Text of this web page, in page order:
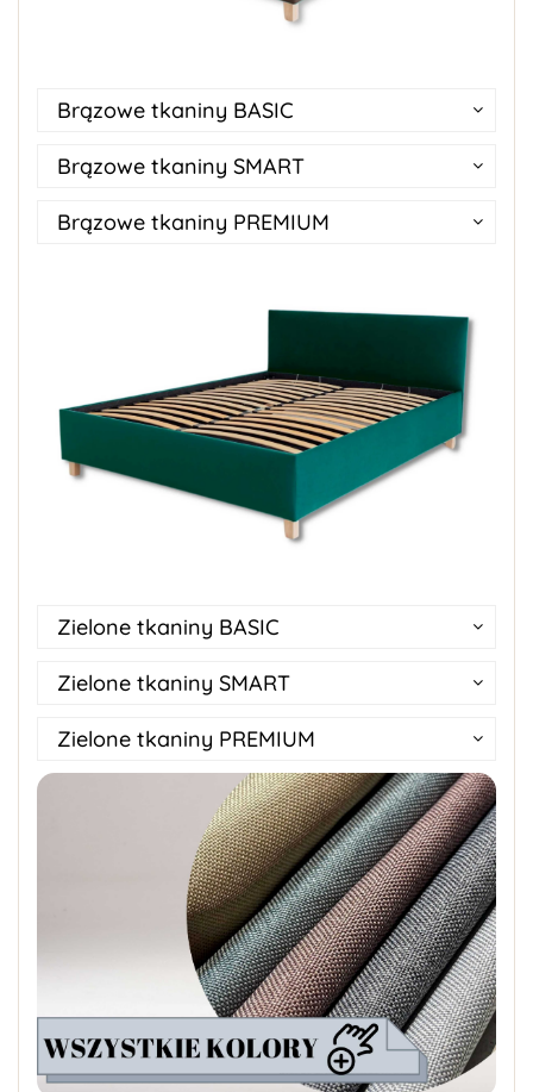
Brązowe tkaniny BASIC
Brązowe tkaniny SMART
Brązowe tkaniny PREMIUM
Zielone tkaniny BASIC
Zielone tkaniny SMART
Zielone tkaniny PREMIUM